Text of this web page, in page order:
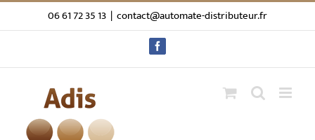
Passer
au
06 61 72 35 13 | contact@automate-distributeur.fr
Facebook